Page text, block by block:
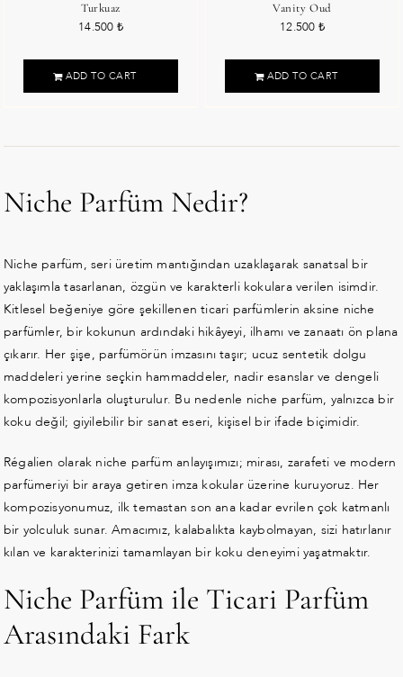
Turkuaz
14.500 ₺
ADD TO CART
Vanity Oud
12.500 ₺
ADD TO CART
Niche Parfüm Nedir?
Niche parfüm, seri üretim mantığından uzaklaşarak sanatsal bir
yaklaşımla tasarlanan, özgün ve karakterli kokulara verilen isimdir.
Kitlesel beğeniye göre şekillenen ticari parfümlerin aksine niche
parfümler, bir kokunun ardındaki hikâyeyi, ilhamı ve zanaatı ön plana
çıkarır. Her şişe, parfümörün imzasını taşır; ucuz sentetik dolgu
maddeleri yerine seçkin hammaddeler, nadir esanslar ve dengeli
kompozisyonlarla oluşturulur. Bu nedenle niche parfüm, yalnızca bir
koku değil; giyilebilir bir sanat eseri, kişisel bir ifade biçimidir.
Régalien olarak niche parfüm anlayışımızı; mirası, zarafeti ve modern
parfümeriyi bir araya getiren imza kokular üzerine kuruyoruz. Her
kompozisyonumuz, ilk temastan son ana kadar evrilen çok katmanlı
bir yolculuk sunar. Amacımız, kalabalıkta kaybolmayan, sizi hatırlanır
kılan ve karakterinizi tamamlayan bir koku deneyimi yaşatmaktır.
Niche Parfüm ile Ticari Parfüm
Arasındaki Fark